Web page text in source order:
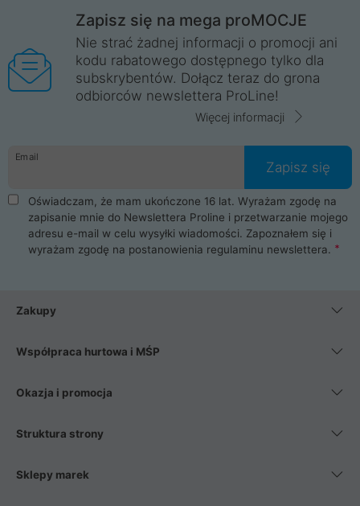
Zapisz się na mega proMOCJE
Nie strać żadnej informacji o promocji ani
kodu rabatowego dostępnego tylko dla
subskrybentów. Dołącz teraz do grona
odbiorców newslettera ProLine!
Więcej informacji
Email
Zapisz się
Oświadczam, że mam ukończone 16 lat. Wyrażam zgodę na
zapisanie mnie do Newslettera Proline i przetwarzanie mojego
adresu e-mail w celu wysyłki wiadomości. Zapoznałem się i
wyrażam zgodę na postanowienia regulaminu newslettera.
Zakupy
Współpraca hurtowa i MŚP
Okazja i promocja
Struktura strony
Sklepy marek